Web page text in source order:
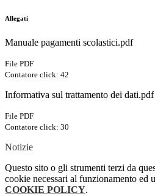
Allegati
Manuale pagamenti scolastici.pdf
File PDF
Contatore click: 42
Informativa sul trattamento dei dati.pdf
File PDF
Contatore click: 30
Notizie
Questo sito o gli strumenti terzi da
cookie necessari al funzionamento ed
COOKIE POLICY.